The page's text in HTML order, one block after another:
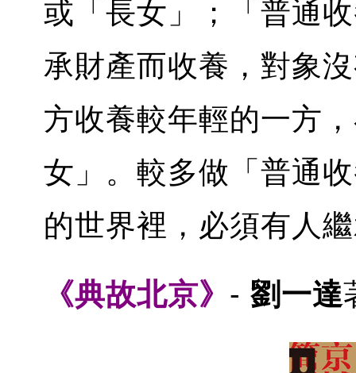
或「長女」；「普通
承財產而收養，對象
方收養較年輕的一方
女」。較多做「普通
的世界裡，必須有人
《典故北京》 - 劉一達